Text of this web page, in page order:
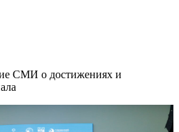
СМИ о достижениях и